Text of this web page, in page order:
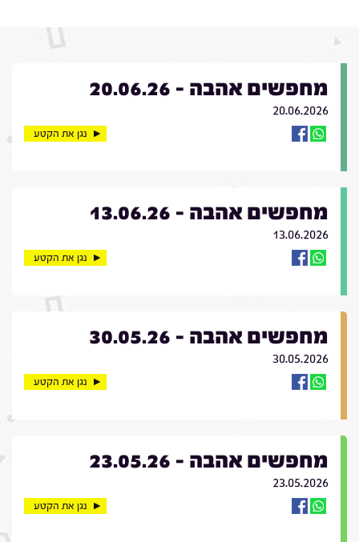
מחפשים אהבה - 20.06.26
20.06.2026
נגן את הקטע
מחפשים אהבה - 13.06.26
13.06.2026
נגן את הקטע
מחפשים אהבה - 30.05.26
30.05.2026
נגן את הקטע
מחפשים אהבה - 23.05.26
23.05.2026
נגן את הקטע